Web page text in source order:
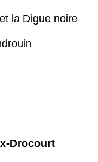
la Digue noire
Drocourt